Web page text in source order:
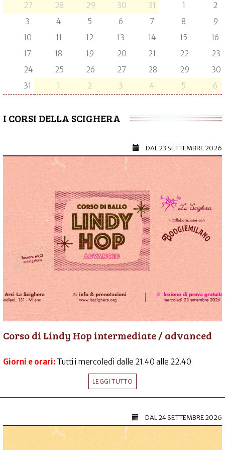
27 28 29 30 31 1
2
3
4 5 6 7 8
9
10
11 12 13 14 15
16
17
18 19 20 21 22
23
24
25 26 27 28 29
30
31
1 2 3 4 5 6
I CORSI DELLA SCIGHERA
DAL23 SETTEMBRE 2026
Corso di Lindy Hop intermediate / advanced
Giorni e orari: Tutti i mercoledì dalle 21.40 alle 22.40
LEGGI TUTTO
DAL24 SETTEMBRE 2026